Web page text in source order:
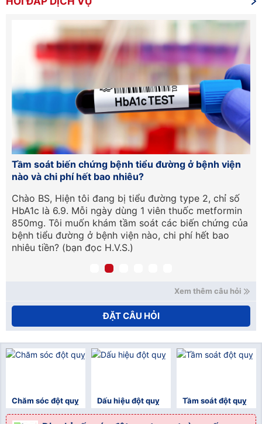
Tầm soát biến chứng bệnh tiểu đường ở bệnh viện
nào và chi phí hết bao nhiêu?
Chào BS, Hiện tôi đang bị tiểu đường type 2, chỉ số
HbA1c là 6.9. Mỗi ngày dùng 1 viên thuốc metformin
850mg. Tôi muốn khám tầm soát các biến chứng của
bệnh tiểu đường ở bệnh viện nào, chi phí hết bao
nhiêu tiền? (bạn đọc H.V.S.)
Xem thêm câu hỏi
ĐẶT CÂU HỎI
Chăm sóc đột quỵ Dấu hiệu đột quỵ Tầm soát đột quỵ